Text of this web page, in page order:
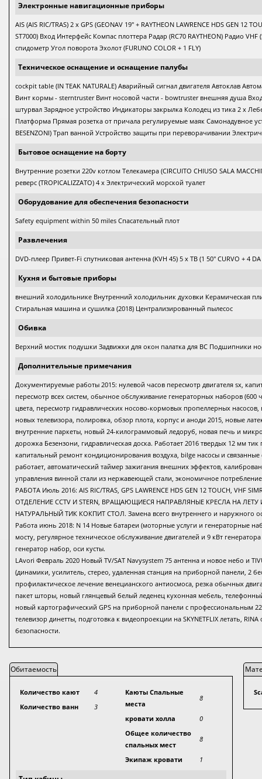
Электронные навигационные приборы
AIS (AIS RIC/TRAS) 2 x GPS (GEONAV 19" + RAYTHEON LAWRENCE HDS GEN 12
ST7000) Вход Интерфейс Компас плоттера Радар (RC70 RAYTHEON) Радио VHF
спидометр Угол поворота Эхолот (FURUNO COLOR + 1 FLY)
Техническое оснащение и оснащение палубы
cockpit table (IN TEAK NATURALE) Аварийный сигнал двигателя Автоклав
Винт кормы - sterntruster Винт носовой части - bowtruster внешняя душа
штурвал Зарядное устройство Индикаторы закрылка Колодец из тика 2 x
Платформа Прямая розетка от причала регулируемые маяк Самонадувное
BESENZONI) Трап ванной Устройство защиты при переворачивании
Бытовое оснащение на борту
Внутренние розетки 220v котлом Телекамера (CIRCUITO CHIUSO SALA
реверс (TROPICALIZZATO) 4 x Электрический морской туалет
Оборудование для обеспечения безопасности
Safety equipment within 50 miles Спасательный плот
Развлечения
DVD-плеер Привет-Fi спутниковая антенна (KVH 45) 5 x ТВ (1 50" CURVO + 4
Кухня и бытовые приборы
внешний холодильнике Внутренний холодильник духовки Керамическая
Стиральная машина и сушилка (2018) Централизированный пылесос
Обивка
Верхний мостик подушки Задвижки для окон палатка для ВС Подшипники
Дополнительные примечания
Документируемые работы 2015: нулевой часов пересмотр двигателя sx,
пересмотр всех систем, обычное обслуживание генераторных наборов (600
цвета, пересмотр гидравлических носово-кормовых пропеллерных
новых телевизора, полировка, обзор плота, корпус и аноди 2015, новые
внутренние паркеты, новый 24-килограммовый ледоруб, новая печь и
дорожка Безензони, гидравлическая доска. Работает 2016 твердых 12 мм
капитальный ремонт кондиционирования воздуха, bilge насосы и
работает, автоматический таймер зажигания внешних эффектов,
управления винной стали из нержавеющей стали, экономичное
РАБОТА Июль 2016: AIS RIC/TRAS, GPS LAWRENCE HDS GEN 12 TOUCH,
ОТДЕЛЕНИЕ CCTV И STERN, ВРАЩАЮЩИЕСЯ НАПРАВЛЯНЫЕ КРЕСЛА НА
НАТУРАЛЬНЫЙ ТИК КОКПИТ СТОЛ. Замена всего внутреннего и наружного
Работа июнь 2018: N 14 Новые батареи (моторные услуги и генераторные
мосту, регулярное техническое обслуживание двигателей и 9 кВт
генератор набор, оси кусты.
LAvori Февраль 2020 Новый TV/SAT Navysystem 75 антенна и новое небо и
(динамики, усилитель, стерео, удаленная станция на приборной панели, 2
профилактическое лечение венецианского антиосмоса, резка обычных
пакет шторы, новый глянцевый белый леденец кухонная мебель,
новый картографический GPS на приборной панели с
телевизор динетты, подготовка к видеопроекции на SKYNETFLIX летать,
безопасности.
Обитаемость
Количество кают
4
Количество ванн
3
Каюты Спальные
места
8
кровати холла
0
Общее количество
спальных мест
8
Экипаж кровати 1